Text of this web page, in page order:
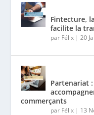
Fintecture,
facilite la
par Félix |20
Partenariat
commerçants
par Félix | 13